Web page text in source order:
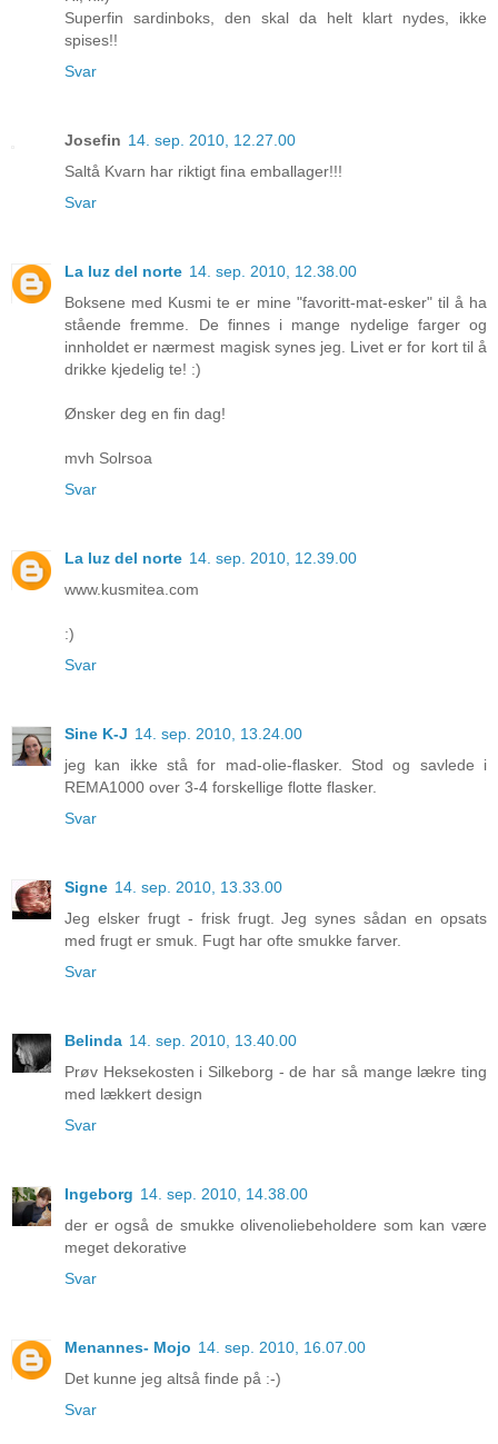
Superfin sardinboks, den skal da helt klart nydes, ikke
spises!!
Svar
Josefin 14. sep. 2010, 12.27.00
Saltå Kvarn har riktigt fina emballager!!!
Svar
La luz del norte 14. sep. 2010, 12.38.00
Boksene med Kusmi te er mine "favoritt-mat-esker" til å ha
stående fremme. De finnes i mange nydelige farger og
innholdet er nærmest magisk synes jeg. Livet er for kort til å
drikke kjedelig te! :)
Ønsker deg en fin dag!
mvh Solrsoa
Svar
La luz del norte 14. sep. 2010, 12.39.00
www.kusmitea.com
:)
Svar
Sine K-J 14. sep. 2010, 13.24.00
jeg kan ikke stå for mad-olie-flasker. Stod og savlede i
REMA1000 over 3-4 forskellige flotte flasker.
Svar
Signe 14. sep. 2010, 13.33.00
Jeg elsker frugt - frisk frugt. Jeg synes sådan en opsats
med frugt er smuk. Fugt har ofte smukke farver.
Svar
Belinda 14. sep. 2010, 13.40.00
Prøv Heksekosten i Silkeborg - de har så mange lækre ting
med lækkert design
Svar
Ingeborg 14. sep. 2010, 14.38.00
der er også de smukke olivenoliebeholdere som kan være
meget dekorative
Svar
Menannes- Mojo 14. sep. 2010, 16.07.00
Det kunne jeg altså finde på :-)
Svar